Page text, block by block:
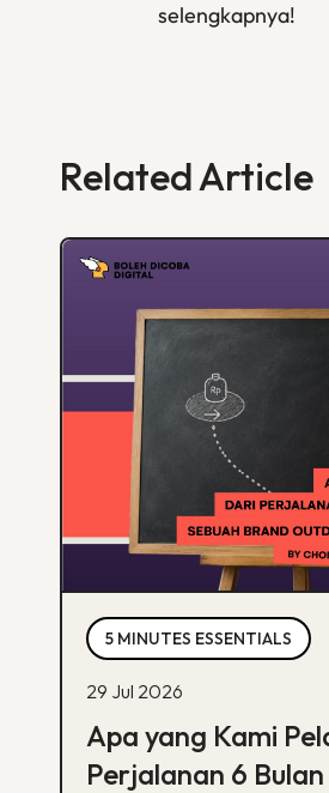
selengkapnya!
Related Article
5 MINUTES ESSENTIALS
29 Jul 2026
Apa yang Kami
Perjalanan 6